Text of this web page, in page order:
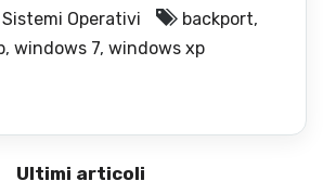
Sistemi Operativi backport,
,windows 7,windows xp
Ultimi articoli